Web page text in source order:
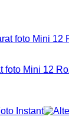
foto Mini 12